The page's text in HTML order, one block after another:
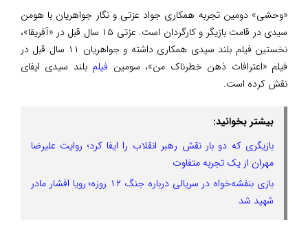
«وحشی» دومین تجربه همکاری جواد عزتی و نگار جواهریان با هومن
سیدی در قامت بازیگر و کارگردان است. عزتی ۱۵ سال قبل در «آفریقا»،
نخستین فیلم بلند سیدی همکاری داشته و جواهریان ۱۱ سال قبل در
فیلم «اعترافات ذهن خطرناک من»، سومین فیلم بلند سیدی ایفای
نقش کرده است.
بیشتر بخوانید:
بازیگری که دو بار نقش رهبر انقلاب را ایفا کرد؛ روایت علیرضا
مهران از یک تجربه متفاوت
بازی بنفشه‌خواه در سریالی درباره جنگ ۱۲ روزه؛ رویا افشار مادر
شهید شد